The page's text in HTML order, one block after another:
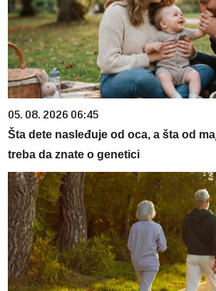
05. 08. 2026 06:45
Šta dete nasleđuje od oca, a šta od
treba da znate o genetici